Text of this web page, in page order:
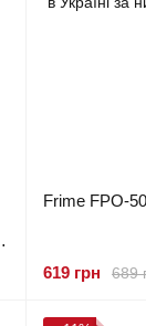
Frime FPO-
689
619 грн